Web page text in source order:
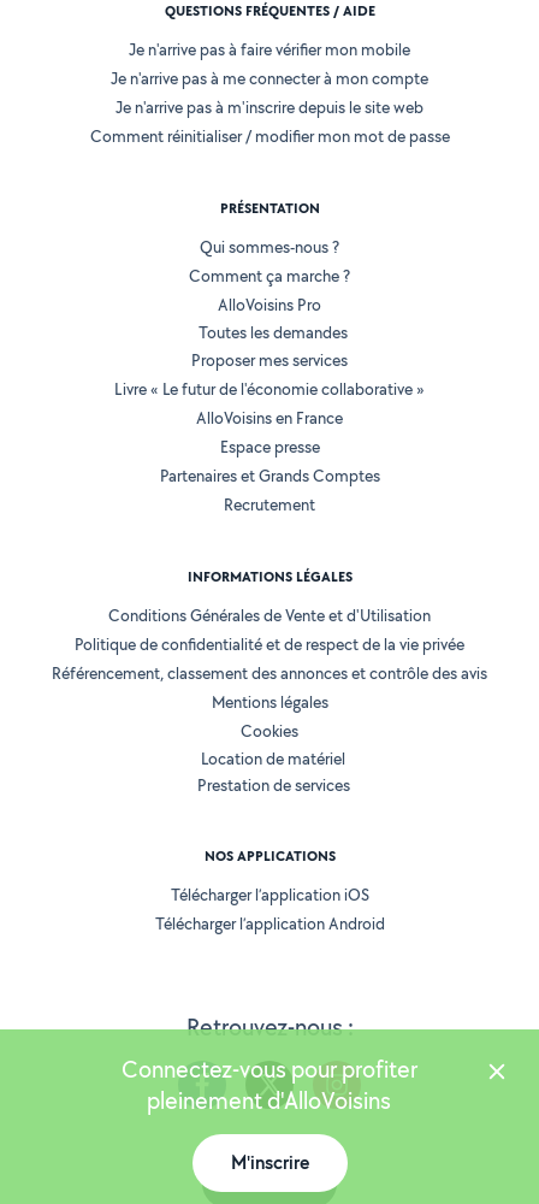
Retrouvez-nous :
QUESTIONS FRÉQUENTES / AIDE
Je n'arrive pas à faire vérifier mon mobile
Je n'arrive pas à me connecter à mon compte
Je n'arrive pas à m'inscrire depuis le site web
Comment réinitialiser / modifier mon mot de passe
PRÉSENTATION
Qui sommes-nous ?
Comment ça marche ?
AlloVoisins Pro
Toutes les demandes
Proposer mes services
Livre « Le futur de l'économie collaborative »
AlloVoisins en France
Espace presse
Partenaires et Grands Comptes
Recrutement
INFORMATIONS LÉGALES
Conditions Générales de Vente et d'Utilisation
Politique de confidentialité et de respect de la vie privée
Référencement, classement des annonces et contrôle des avis
Mentions légales
Cookies
Location de matériel
Prestation de services
NOS APPLICATIONS
Télécharger l’application iOS
Télécharger l’application Android
Version 25.5.3
Connectez-vous pour profiter
pleinement d'AlloVoisins
M'inscrire